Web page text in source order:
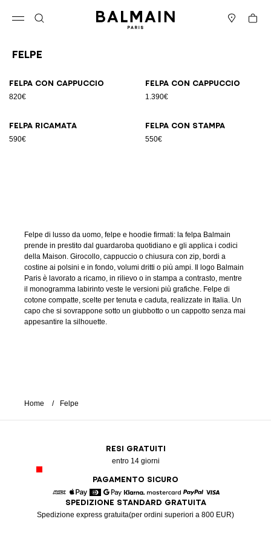
Felpe
Felpa con cappuccio
820€
Felpa con cappuccio
1.390€
Felpa ricamata
590€
Felpa con stampa
550€
Felpe di lusso da uomo, felpe e hoodie firmati: la felpa Balmain
prende in prestito dal guardaroba quotidiano e gli applica i codici
della Maison. Girocollo, cappuccio o chiusura con zip, bordi a
costine ai polsini e in fondo, volumi dritti o più ampi. Il logo Balmain
Paris è lavorato a ricamo, in rilievo o in stampa a contrasto, mentre
il monogramma labirinto veste le versioni più grafiche. Felpe di
cotone compatte, scelte per tenuta e caduta, realizzate in Italia. Un
capo che si sovrappone sotto un giubbotto o un cappotto senza mai
appesantire la silhouette.
Home Felpe
RESI GRATUITI
entro 14 giorni
PAGAMENTO SICURO
American Express
Apple Pay
DinersGoogle Pay
Klarna MastercardPaypal
SPEDIZIONE STANDARD GRATUITA
Spedizione express gratuita(per ordini superiori a 800 EUR)